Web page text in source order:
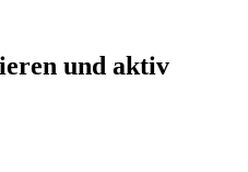
und aktiv